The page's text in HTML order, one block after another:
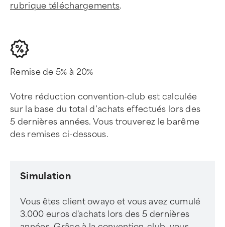
rubrique téléchargements.
Remise de 5% à 20%
Votre réduction convention-club est calculée
sur la base du total d’achats effectués lors des
5 dernières années. Vous trouverez le barême
des remises ci-dessous.
Simulation
Vous êtes client owayo et vous avez cumulé
3.000 euros d'achats lors des 5 dernières